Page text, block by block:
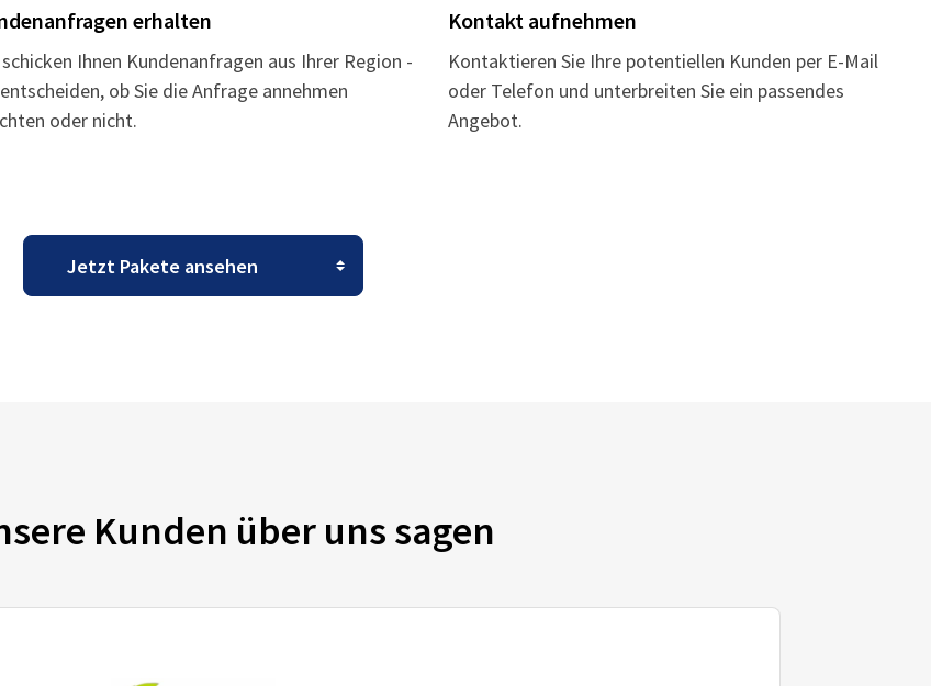
erhalten
Ihnen Kundenanfragen aus Ihrer Region -
ob Sie die Anfrage annehmen
oder nicht.
Kontakt aufnehmen
Kontaktieren Sie Ihre potentiellen Kunden per E-Mail
oder Telefon und unterbreiten Sie ein passendes
Angebot.
Kunden über uns sagen